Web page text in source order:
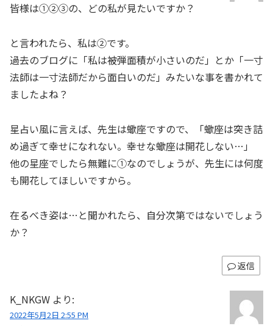
皆様は①②③の、どの私が見たいですか？
と言われたら、私は②です。
過去のブログに「私は被弾面積が小さいのだ」とか「一寸
法師は一寸法師だから面白いのだ」みたいな事を書かれて
ましたよね？
星占い風に言えば、先生は蠍座ですので、「蠍座は突き詰
め過ぎて幸せになれない。幸せな蠍座は開花しない…」
他の星座でしたら無難に①なのでしょうが、先生には何度
も開花してほしいですから。
在るべき姿は…と聞かれたら、自分次第ではないでしょう
か？
返信
K_NKGW より:
2022年5月2日 2:55 PM